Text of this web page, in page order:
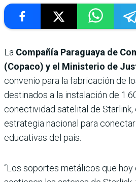
La Compañía Paraguaya de
(Copaco) y el Ministerio de
convenio para la fabricación de
destinados a la instalación de
conectividad satelital de Starlink,
estrategia nacional para
educativas del país.
“Los soportes metálicos que hoy